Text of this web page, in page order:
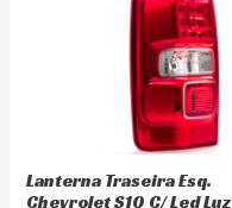
Lanterna Traseira Esq.
Chevrolet S10 C/ Led Luz